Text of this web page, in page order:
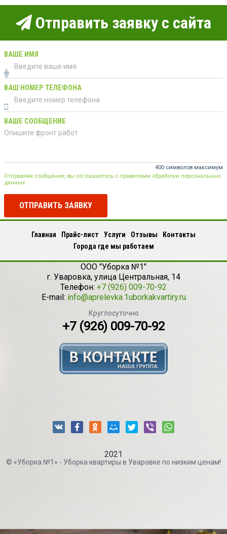
Отправить заявку с сайта
ВАШЕ ИМЯ
ВАШ НОМЕР ТЕЛЕФОНА
ВАШЕ СООБЩЕНИЕ
400 символов максимум
Отправляя сообщение, вы соглашаетесь с правилами обработки персональных
данных
ОТПРАВИТЬ ЗАЯВКУ
Главная Прайс-лист Услуги Отзывы
Контакты
Города где мы работаем
ООО "Уборка №1"
г. Уваровка, улица Центральная, 14
Телефон: +7 (926) 009-70-92
E-mail: info@aprelevka.1uborkakvartiry.ru
Круглосуточно
+7 (926) 009-70-92
2021
© «Уборка №1» - Уборка квартиры в Уваровке по низким ценам!